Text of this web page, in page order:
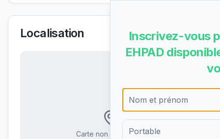
Localisation
Carte non disponible
Inscrivez-vous
EHPAD